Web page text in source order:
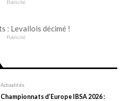
Publicité
Publicité
Actualités
Championnats d’Europe IBSA 2026 :